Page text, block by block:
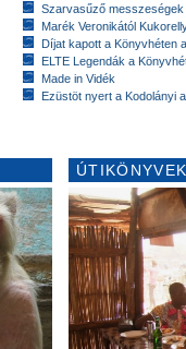
Szarvasűző messzeségek
Marék Veronikától
Díjat kapott a Könyvhéten
ELTE Legendák a
Made in Vidék
Ezüstöt nyert a Kodolányi